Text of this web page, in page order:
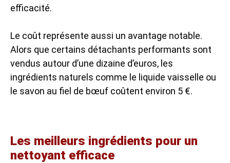
efficacité.
Le coût représente aussi un avantage notable.
Alors que certains détachants performants sont
vendus autour d’une dizaine d’euros, les
ingrédients naturels comme le liquide vaisselle ou
le savon au fiel de bœuf coûtent environ 5 €.
Les meilleurs ingrédients pour un
nettoyant efficace